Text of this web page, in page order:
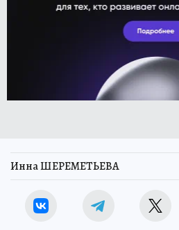
Инна ШЕРЕМЕТЬЕВА